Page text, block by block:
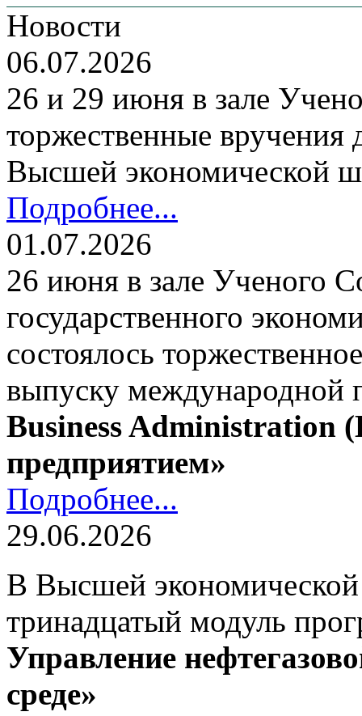
Новости
06.07.2026
26 и 29 июня в зале
торжественные
Высшей экономической
Подробнее...
01.07.2026
26 июня в зале Ученого
государственного
состоялось
выпуску
Business Administration
предприятием»
Подробнее...
29.06.2026
В Высшей
тринадцатый модуль
Управление
среде»